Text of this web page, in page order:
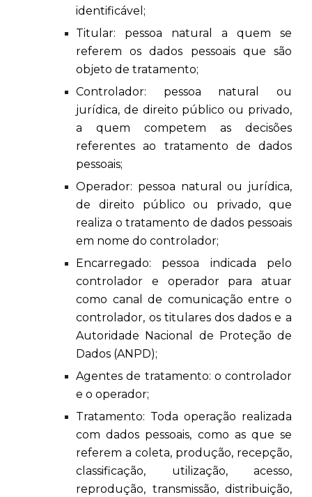
identificável;
Titular: pessoa natural a quem se
referem os dados pessoais que são
objeto de tratamento;
Controlador: pessoa natural ou
jurídica, de direito público ou privado,
a quem competem as decisões
referentes ao tratamento de dados
pessoais;
Operador: pessoa natural ou jurídica,
de direito público ou privado, que
realiza o tratamento de dados pessoais
em nome do controlador;
Encarregado: pessoa indicada pelo
controlador e operador para atuar
como canal de comunicação entre o
controlador, os titulares dos dados e a
Autoridade Nacional de Proteção de
Dados (ANPD);
Agentes de tratamento: o controlador
e o operador;
Tratamento: Toda operação realizada
com dados pessoais, como as que se
referem a coleta, produção, recepção,
classificação, utilização, acesso,
reprodução, transmissão, distribuição,